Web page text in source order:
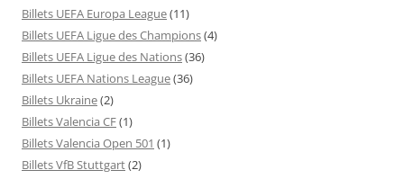
Billets UEFA Europa League(11)
Billets UEFA Ligue des Champions(4)
Billets UEFA Ligue des Nations(36)
Billets UEFA Nations League(36)
Billets Ukraine(2)
Billets Valencia CF(1)
Billets Valencia Open 501 (1)
Billets VfB Stuttgart(2)